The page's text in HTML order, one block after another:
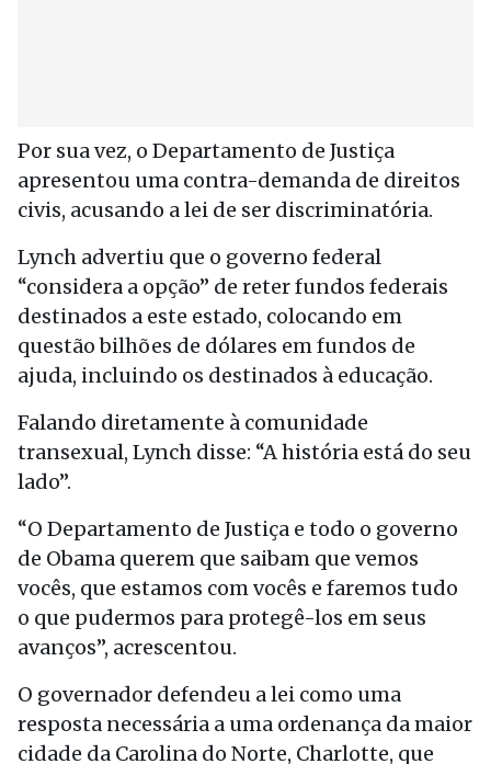
Por sua vez, o Departamento de Justiça
apresentou uma contra-demanda de direitos
civis, acusando a lei de ser discriminatória.
Lynch advertiu que o governo federal
“considera a opção” de reter fundos federais
destinados a este estado, colocando em
questão bilhões de dólares em fundos de
ajuda, incluindo os destinados à educação.
Falando diretamente à comunidade
transexual, Lynch disse: “A história está do seu
lado”.
“O Departamento de Justiça e todo o governo
de Obama querem que saibam que vemos
vocês, que estamos com vocês e faremos tudo
o que pudermos para protegê-los em seus
avanços”, acrescentou.
O governador defendeu a lei como uma
resposta necessária a uma ordenança da maior
cidade da Carolina do Norte, Charlotte, que